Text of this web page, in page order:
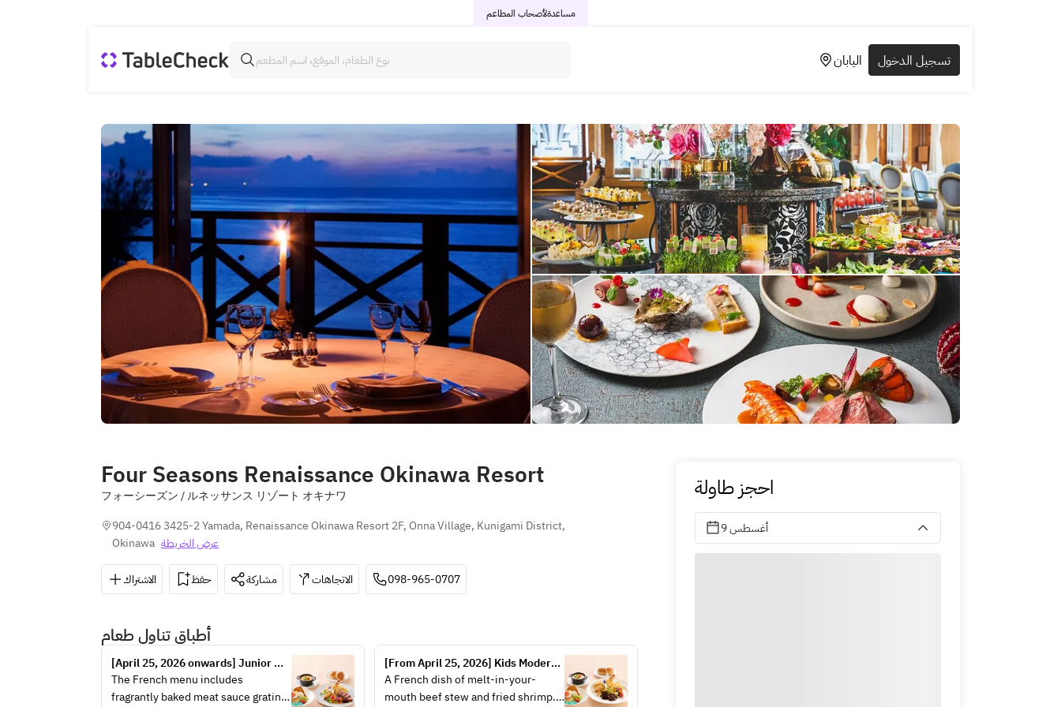
لأصحاب المطاعممساعدة
اليابان تسجيل الدخول
Four Seasons Renaissance Okinawa Resort
フォーシーズン / ルネッサンス リゾート オキナワ
904-0416 3425-2 Yamada, Renaissance Okinawa Resort 2F, Onna Village, Kunigami District,
Okinawa عرض الخريطة
الاشتراك حفظ مشاركة الاتجاهات 098-965-0707
أطباق تناول طعام
[April 25, 2026 onwards] Junior
Modern Plate
The French menu includes
fragrantly baked meat sauce gratin,
[From April 25, 2026] Kids Modern
Plate
A French dish of melt-in-your-
mouth beef stew and fried shrimp.
احجز طاولة
9 أغسطس